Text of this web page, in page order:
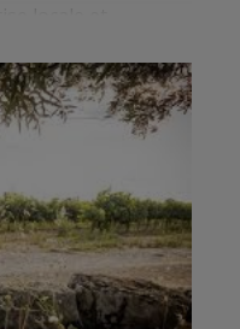
plus belles
et mas de ce…